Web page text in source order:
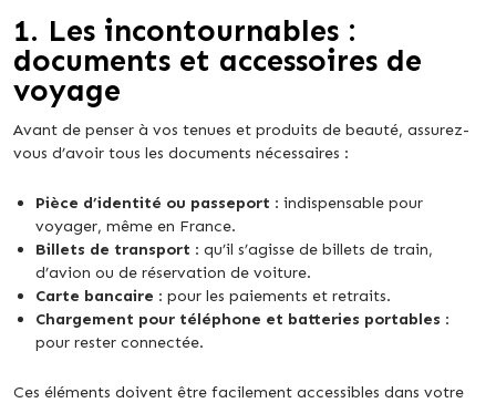
1. Les incontournables :
documents et accessoires de
voyage
Avant de penser à vos tenues et produits de beauté, assurez-
vous d’avoir tous les documents nécessaires :
Pièce d’identité ou passeport : indispensable pour
voyager, même en France.
Billets de transport : qu’il s’agisse de billets de train,
d’avion ou de réservation de voiture.
Carte bancaire : pour les paiements et retraits.
Chargement pour téléphone et batteries portables :
pour rester connectée.
Ces éléments doivent être facilement accessibles dans votre